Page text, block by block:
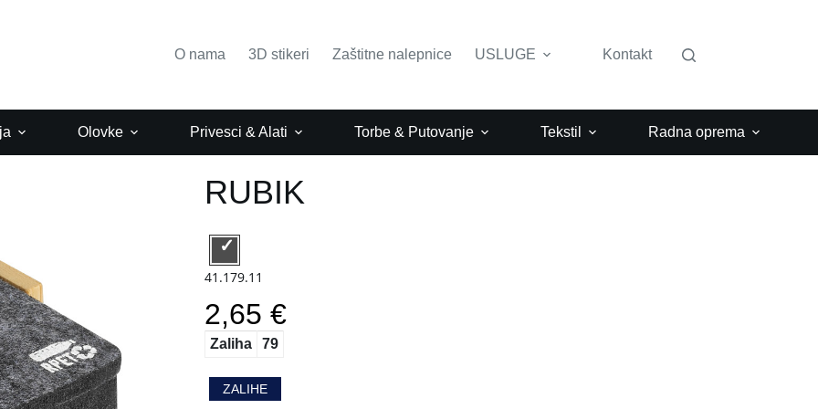
O nama
3D stikeri Zaštitne nalepnice USLUGE Kontakt
Olovke Privesci & Alati Torbe & Putovanje Tekstil Radna oprema
RUBIK
41.179.11
2,65 €
Zaliha 79
ZALIHE